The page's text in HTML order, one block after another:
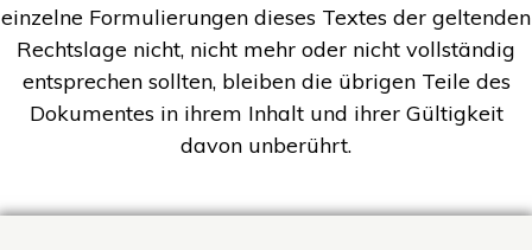
einzelne Formulierungen dieses Textes der geltenden
Rechtslage nicht, nicht mehr oder nicht vollständig
entsprechen sollten, bleiben die übrigen Teile des
Dokumentes in ihrem Inhalt und ihrer Gültigkeit
davon unberührt.